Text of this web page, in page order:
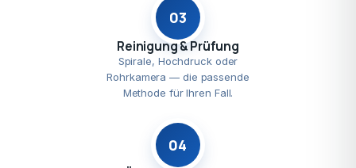
03
Reinigung & Prüfung
Spirale, Hochdruck oder
Rohrkamera — die passende
Methode für Ihren Fall.
04